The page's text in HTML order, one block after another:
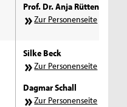
Prof. Dr. Anja Rütten
Zur Personenseite
Silke Beck
Zur Personenseite
Dagmar Schall
Zur Personenseite